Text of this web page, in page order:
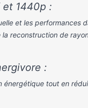
et 1440p :
et les performances
reconstruction de
:
énergétique tout en